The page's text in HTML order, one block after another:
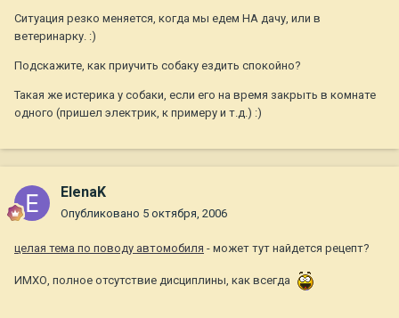
Ситуация резко меняется, когда мы едем НА дачу, или в
ветеринарку. :)
Подскажите, как приучить собаку ездить спокойно?
Такая же истерика у собаки, если его на время закрыть в комнате
одного (пришел электрик, к примеру и т.д.) :)
ElenaK
Опубликовано 5 октября, 2006
целая тема по поводу автомобиля - может тут найдется рецепт?
ИМХО, полное отсутствие дисциплины, как всегда